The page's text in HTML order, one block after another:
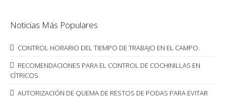
Noticias Más Populares
CONTROL HORARIO DEL TIEMPO DE TRABAJO EN EL CAMPO.
RECOMENDACIONES PARA EL CONTROL DE COCHINILLAS EN
CÍTRICOS
AUTORIZACIÓN DE QUEMA DE RESTOS DE PODAS PARA EVITAR